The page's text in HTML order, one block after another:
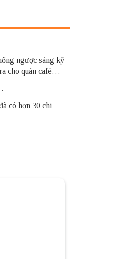
ngược sáng kỹ
cho quán café…
có hơn 30 chi